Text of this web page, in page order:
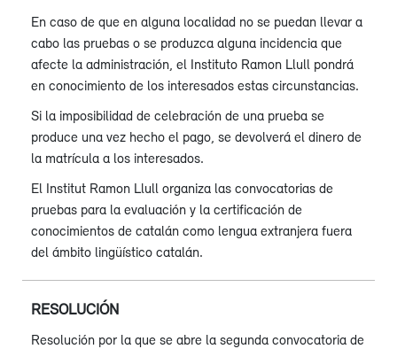
En caso de que en alguna localidad no se puedan llevar a
cabo las pruebas o se produzca alguna incidencia que
afecte la administración, el Instituto Ramon Llull pondrá
en conocimiento de los interesados estas circunstancias.
Si la imposibilidad de celebración de una prueba se
produce una vez hecho el pago, se devolverá el dinero de
la matrícula a los interesados.
El Institut Ramon Llull organiza las convocatorias de
pruebas para la evaluación y la certificación de
conocimientos de catalán como lengua extranjera fuera
del ámbito lingüístico catalán.
RESOLUCIÓN
Resolución por la que se abre la segunda convocatoria de